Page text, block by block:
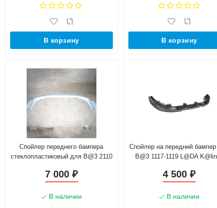
В корзину В корзину
Спойлер переднего бампера
стеклопластиковый для B@3 2110
7 000 ₽
В наличии
Спойлер на передний
B@3 1117-1119 L@DA
4 500₽
В наличии